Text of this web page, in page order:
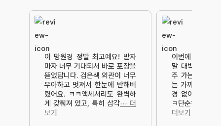
이 망원경 정말 최고예요! 받자
마자 너무 기대되서 바로 포장을
뜯었답니다. 검은색 외관이 너무
우아하고 멋져서 한눈에 반해버
렸어요. ㅋㅋ액세서리도 완벽하
게 갖춰져 있고, 특히 삼각⋯ 더
보기
이번에 새로 구
말 대박이에요
주 가는 캠핑이
는 가까운 공원
경 없이는 못 살
ㅋ단순히 근처
더보기